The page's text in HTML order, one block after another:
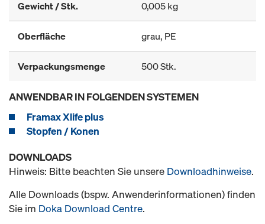
Gewicht / Stk. 0,005 kg
Oberfläche grau, PE
Verpackungsmenge 500 Stk.
ANWENDBAR IN FOLGENDEN SYSTEMEN
Framax Xlife plus
Stopfen / Konen
DOWNLOADS
Hinweis: Bitte beachten Sie unsere Downloadhinweise.
Alle Downloads (bspw. Anwenderinformationen) finden
Sie im Doka Download Centre.